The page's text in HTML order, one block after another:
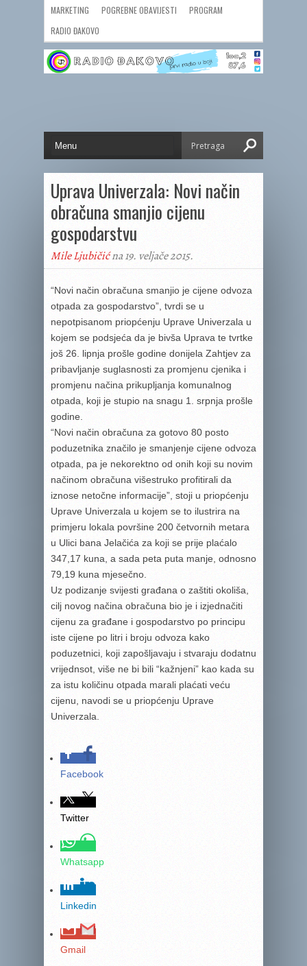
MARKETING POGREBNE OBAVIJESTI
PROGRAM
RADIO ĐAKOVO
Uprava Univerzala: Novi način
obračuna smanjio cijenu
gospodarstvu
Mile Ljubičićna 19. veljače 2015.
“Novi način obračuna smanjio je cijene odvoza
otpada za gospodarstvo”, tvrdi se u
nepotpisanom priopćenju Uprave Univerzala u
kojem se podsjeća da je bivša Uprava te tvrtke
još 26. lipnja prošle godine donijela Zahtjev za
pribavljanje suglasnosti za promjenu cjenika i
promjenu načina prikupljanja komunalnog
otpada, koji je stupio na snagu 1. srpnja prošle
godine.
“Novi način obračuna za gotovo 80 posto
poduzetnika značilo je smanjenje cijene odvoza
otpada, pa je nekorektno od onih koji su novim
načinom obračuna višestruko profitirali da
iznose netočne informacije”, stoji u priopćenju
Uprave Univerzala u kojem se to ilustrira na
primjeru lokala površine 200 četvornih metara
u Ulici bana Jelačića za koji se prije plaćalo
347,17 kuna, a sada peta puta manje, odnosno
79,19 kuna mjesečno.
Uz podizanje svijesti građana o zaštiti okoliša,
cilj novog načina obračuna bio je i izjednačiti
cijenu za građane i gospodarstvo po principu
iste cijene po litri i broju odvoza kako
poduzetnici, koji zapošljavaju i stvaraju dodatnu
vrijednsot, više ne bi bili “kažnjeni” kao kada su
za istu količinu otpada marali plaćati veću
cijenu, navodi se u priopćenju Uprave
Univerzala.
Facebook
Twitter
Whatsapp
Linkedin
Gmail